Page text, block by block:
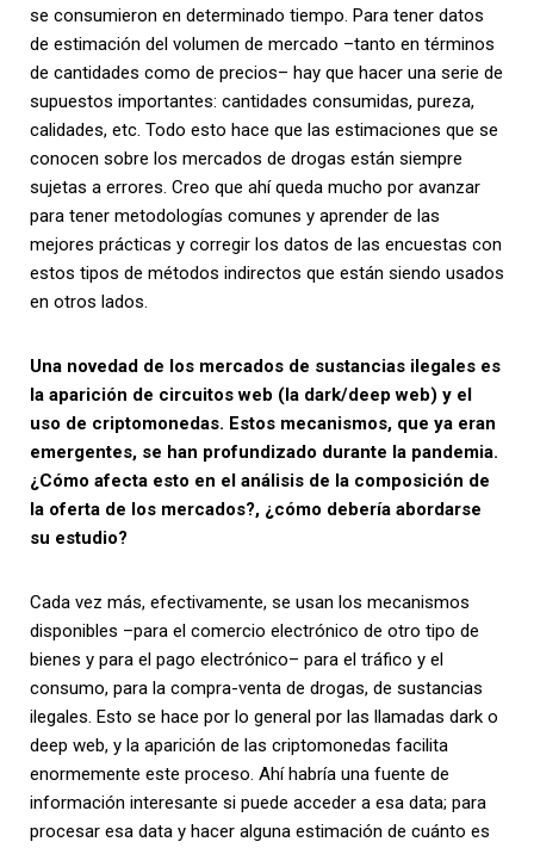
se consumieron en determinado tiempo. Para tener datos
de estimación del volumen de mercado –tanto en términos
de cantidades como de precios– hay que hacer una serie de
supuestos importantes: cantidades consumidas, pureza,
calidades, etc. Todo esto hace que las estimaciones que se
conocen sobre los mercados de drogas están siempre
sujetas a errores. Creo que ahí queda mucho por avanzar
para tener metodologías comunes y aprender de las
mejores prácticas y corregir los datos de las encuestas con
estos tipos de métodos indirectos que están siendo usados
en otros lados.
Una novedad de los mercados de sustancias ilegales es
la aparición de circuitos web (la dark/deep web) y el
uso de criptomonedas. Estos mecanismos, que ya eran
emergentes, se han profundizado durante la pandemia.
¿Cómo afecta esto en el análisis de la composición de
la oferta de los mercados?, ¿cómo debería abordarse
su estudio?
Cada vez más, efectivamente, se usan los mecanismos
disponibles –para el comercio electrónico de otro tipo de
bienes y para el pago electrónico– para el tráfico y el
consumo, para la compra-venta de drogas, de sustancias
ilegales. Esto se hace por lo general por las llamadas dark o
deep web, y la aparición de las criptomonedas facilita
enormemente este proceso. Ahí habría una fuente de
información interesante si puede acceder a esa data; para
procesar esa data y hacer alguna estimación de cuánto es